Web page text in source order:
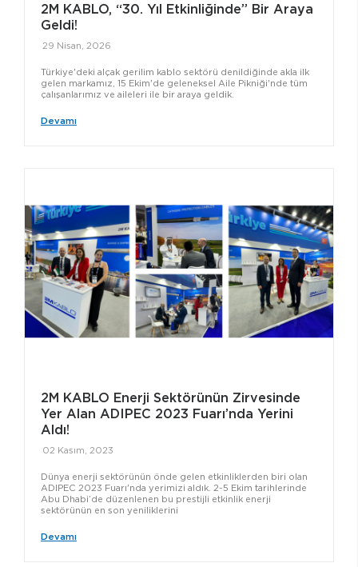
2M KABLO, “30. Yıl Etkinliğinde” Bir Araya
Geldi!
29 Nisan, 2026
Türkiye'deki alçak gerilim kablo sektörü denildiğinde akla ilk
gelen markamız, 15 Ekim'de geleneksel Aile Pikniği'nde tüm
çalışanlarımız ve aileleri ile bir araya geldik.
Devamı
2M KABLO Enerji Sektörünün Zirvesinde
Yer Alan ADIPEC 2023 Fuarı’nda Yerini
Aldı!
02 Kasım, 2023
Dünya enerji sektörünün önde gelen etkinliklerden biri olan
ADIPEC 2023 Fuarı'nda yerimizi aldık. 2-5 Ekim tarihlerinde
Abu Dhabi’de düzenlenen bu prestijli etkinlik enerji
sektörünün en son yeniliklerini
Devamı